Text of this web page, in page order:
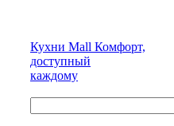
Кухни Mall Комфорт,
доступный
каждому